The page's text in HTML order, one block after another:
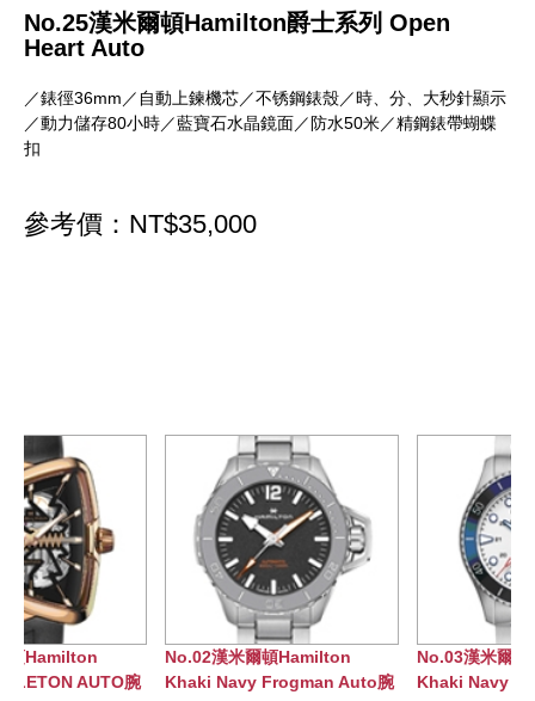
No.25漢米爾頓Hamilton爵士系列 Open
Heart Auto
／錶徑36mm／自動上鍊機芯／不锈鋼錶殼／時、分、大秒針顯示
／動力儲存80小時／藍寶石水晶鏡面／防水50米／精鋼錶帶蝴蝶
扣
參考價：NT$35,000
No.02漢米爾頓Hamilton
Khaki Navy Frogman Auto腕
No.03漢米爾頓Hamilton
Khaki Navy SCUBA AUTO腕